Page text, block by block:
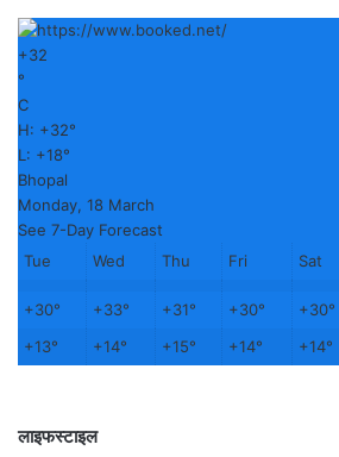
+32
°
C
H: +32°
L: +18°
Bhopal
Monday, 18 March
See 7-Day Forecast
Tue
Wed Thu Fri Sat
+30° +33° +31° +30° +30°
+13° +14° +15° +14° +14°
लाइफस्टाइल